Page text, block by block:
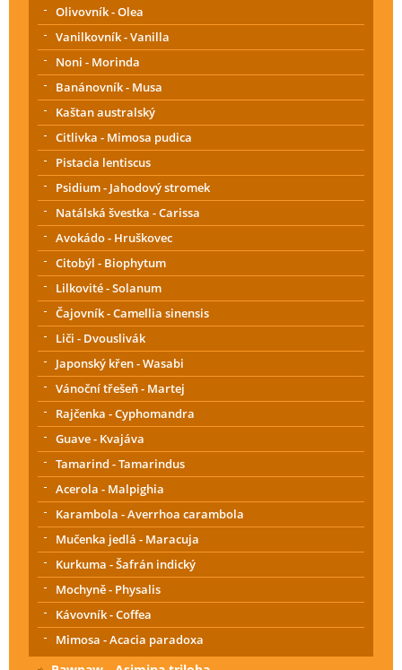
Olivovník - Olea
Vanilkovník - Vanilla
Noni - Morinda
Banánovník - Musa
Kaštan australský
Citlivka - Mimosa pudica
Pistacia lentiscus
Psidium - Jahodový stromek
Natálská švestka - Carissa
Avokádo - Hruškovec
Citobýl - Biophytum
Lilkovité - Solanum
Čajovník - Camellia sinensis
Liči - Dvouslivák
Japonský křen - Wasabi
Vánoční třešeň - Martej
Rajčenka - Cyphomandra
Guave - Kvajáva
Tamarind - Tamarindus
Acerola - Malpighia
Karambola - Averrhoa carambola
Mučenka jedlá - Maracuja
Kurkuma - Šafrán indický
Mochyně - Physalis
Kávovník - Coffea
Mimosa - Acacia paradoxa